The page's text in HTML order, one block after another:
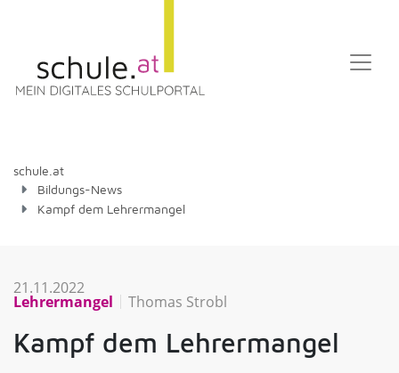
schule.at
Bildungs-News
Kampf dem Lehrermangel
21.11.2022
Lehrermangel Thomas Strobl
Kampf dem Lehrermangel